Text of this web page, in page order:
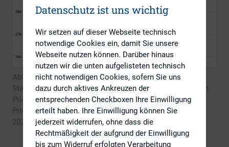
Abbildung 2 Anzahl gelisteter Unternehmen im Prime
Standard: Quelle: (EQS, Analyse der Ad-hoc-Meldungen im
Prime Standard, 2023; EQS, Ad-hoc-Meldungen 2021; EQS
Prime Standard, 2021; EQS, Analyse Ad-hoc-Meldungen
2023, 2024)
Datenschutz ist uns wichtig
Wir setzen auf dieser Webseite technisch
notwendige Cookies ein, damit Sie unsere
Webseite nutzen können. Darüber hinaus
nutzen wir die unten aufgelisteten technisch
nicht notwendigen Cookies, sofern Sie uns
dazu durch aktives Ankreuzen der
entsprechenden Checkboxen Ihre Einwilligung
erteilt haben. Ihre Einwilligung können Sie
jederzeit widerrufen, ohne dass die
Rechtmäßigkeit der aufgrund der Einwilligung
bis zum Widerruf erfolgten Verarbeitung